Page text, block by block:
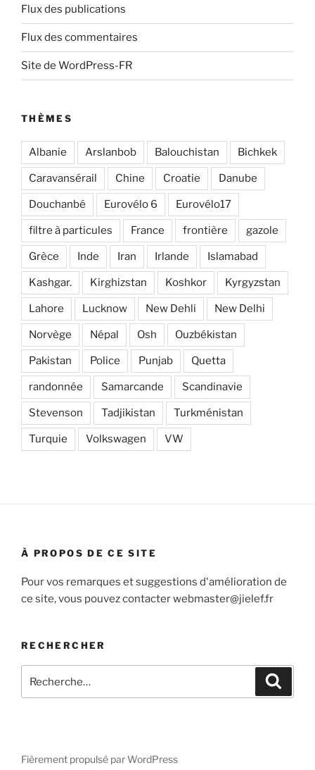
Flux des publications
Flux des commentaires
Site de WordPress-FR
THÈMES
Albanie Arslanbob Balouchistan Bichkek
Caravansérail Chine Croatie Danube
Douchanbé Eurovélo 6 Eurovélo17
filtre à particules France frontière gazole
Grèce Inde Iran Irlande Islamabad
Kashgar. Kirghizstan Koshkor Kyrgyzstan
Lahore Lucknow New Dehli New Delhi
Norvège Népal Osh Ouzbékistan
Pakistan Police Punjab Quetta
randonnée Samarcande Scandinavie
Stevenson Tadjikistan Turkménistan
Turquie Volkswagen VW
À PROPOS DE CE SITE
Pour vos remarques et suggestions d'amélioration de
ce site, vous pouvez contacter webmaster@jielef.fr
RECHERCHER
pour
Fièrement propulsé par WordPress